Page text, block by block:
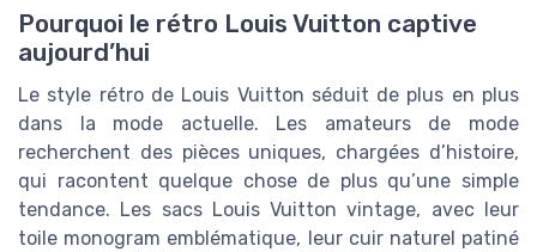
Pourquoi le rétro Louis Vuitton captive
aujourd’hui
Le style rétro de Louis Vuitton séduit de plus en plus
dans la mode actuelle. Les amateurs de mode
recherchent des pièces uniques, chargées d’histoire,
qui racontent quelque chose de plus qu’une simple
tendance. Les sacs Louis Vuitton vintage, avec leur
toile monogram emblématique, leur cuir naturel patiné